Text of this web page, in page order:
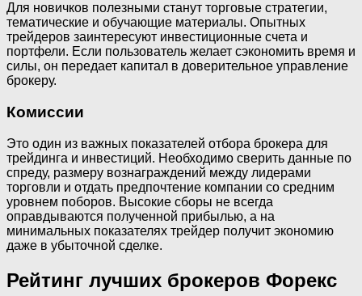
Для новичков полезными станут торговые стратегии,
тематические и обучающие материалы. Опытных
трейдеров заинтересуют инвестиционные счета и
портфели. Если пользователь желает сэкономить время и
силы, он передает капитал в доверительное управление
брокеру.
Комиссии
Это один из важных показателей отбора брокера для
трейдинга и инвестиций. Необходимо сверить данные по
спреду, размеру вознаграждений между лидерами
торговли и отдать предпочтение компании со средним
уровнем поборов. Высокие сборы не всегда
оправдываются полученной прибылью, а на
минимальных показателях трейдер получит экономию
даже в убыточной сделке.
Рейтинг лучших брокеров Форекс